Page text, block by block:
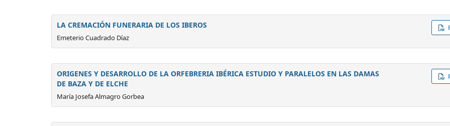
LA CREMACIÓN FUNERARIA DE LOS IBEROS
Emeterio Cuadrado Díaz
ORIGENES Y DESARROLLO DE LA ORFEBRERIA IBÉRICA ESTUDIO Y PARALELOS EN LAS DAMAS
DE BAZA Y DE ELCHE
María Josefa Almagro Gorbea